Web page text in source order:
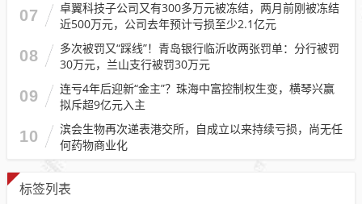
07
卓翼科技子公司又有300多万元被冻结，两月前刚被冻结
近500万元，公司去年预计亏损至少2.1亿元
08
多次被罚又“踩线”！青岛银行临沂收两张罚单：分行被罚
30万元，兰山支行被罚30万元
09
连亏4年后迎新“金主”？珠海中富控制权生变，横琴兴赢
拟斥超9亿元入主
10
滨会生物再次递表港交所，自成立以来持续亏损，尚无任
何药物商业化
标签列表